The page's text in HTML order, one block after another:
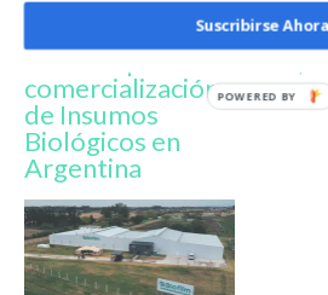
Company y
Koppert firman
acuerdo para la
comercialización
de Insumos
Biológicos en
Argentina
con
Suscribirse